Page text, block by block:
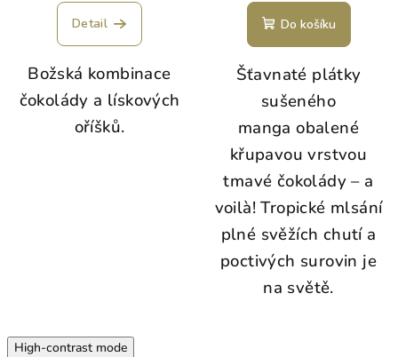
Detail
Božská kombinace
čokolády a lískových
oříšků.
Do košíku
Šťavnaté plátky
sušeného
manga obalené
křupavou vrstvou
tmavé čokolády – a
voilà! Tropické mlsání
plné svěžích chutí a
poctivých surovin je
na světě.
High-contrast mode